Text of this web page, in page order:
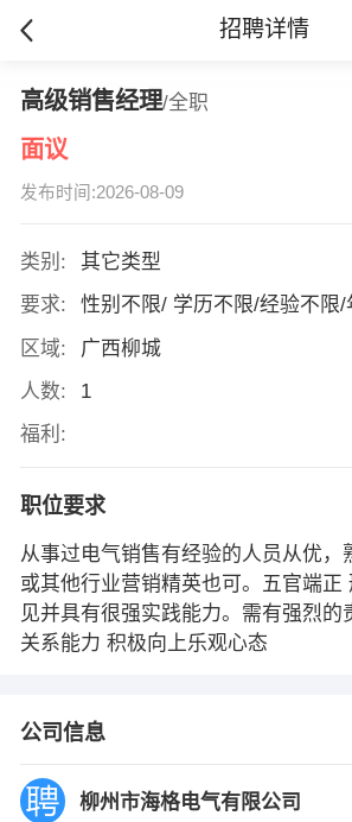
招聘详情
高级销售经理/全职
面议
发布时间:2026-08-09
类别:
其它类型
要求:
性别不限/ 学历不限/经验不限/
区域:
广西柳城
人数:
1
福利:
职位要求
从事过电气销售有经验的人员从优，
或其他行业营销精英也可。五官端正
见并具有很强实践能力。需有强烈的
关系能力 积极向上乐观心态
公司信息
柳州市海格电气有限公司